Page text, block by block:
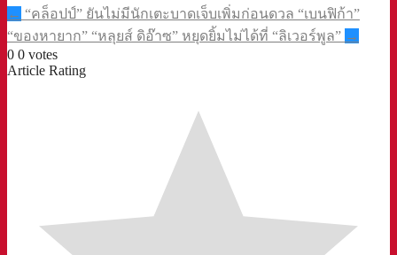
Post
navigation
← “คล็อปป์” ยันไม่มีนักเตะบาดเจ็บเพิ่มก่อนดวล “เบนฟิก้า”
“ของหายาก” “หลุยส์ ดิอ๊าซ” หยุดยิ้มไม่ได้ที่ “ลิเวอร์พูล”⁣⁣ →
0 0 votes
Article Rating